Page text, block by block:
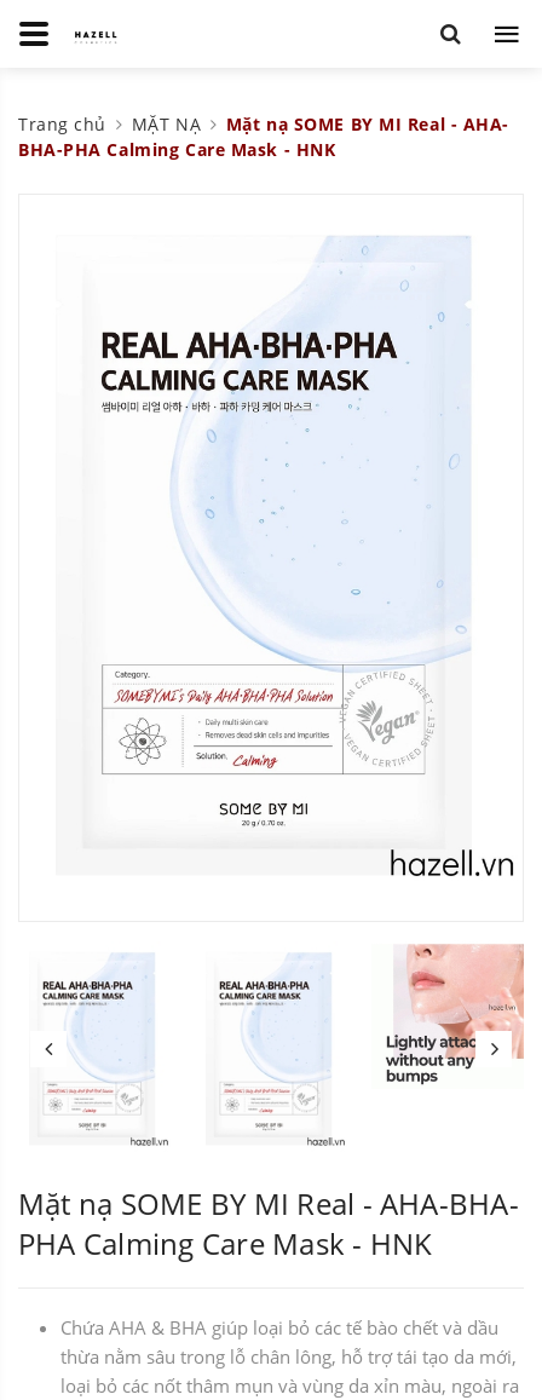
Trang chủ MẶT NẠ
Mặt nạ SOME BY MI Real - AHA-
BHA-PHA Calming Care Mask - HNK
Mặt nạ SOME BY MI Real - AHA-BHA-
PHA Calming Care Mask - HNK
Chứa AHA & BHA giúp loại bỏ các tế bào chết và dầu
thừa nằm sâu trong lỗ chân lông, hỗ trợ tái tạo da mới,
loại bỏ các nốt thâm mụn và vùng da xỉn màu, ngoài ra